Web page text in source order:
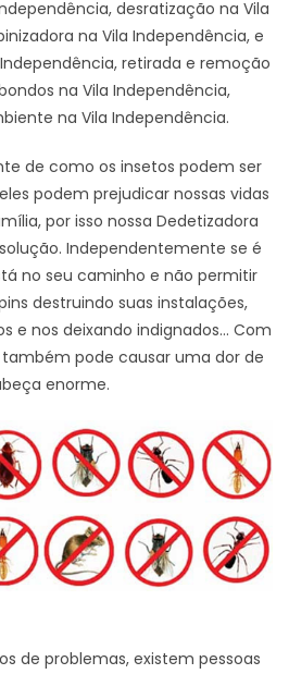
desratização na Vila
na Vila Independência, e
retirada e remoção
na Vila Independência,
na Vila Independência.
de como os insetos podem ser
podem prejudicar nossas vidas
por isso nossa Dedetizadora
Independentemente se é
no seu caminho e não permitir
destruindo suas instalações,
e nos deixando indignados... Com
pode causar uma dor de
enorme.
de problemas, existem pessoas